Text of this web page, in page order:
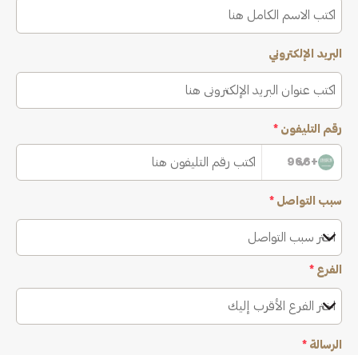
البريد الإلكتروني
رقم التليفون *
+966
سبب التواصل *
اختر سبب التواصل
الفرع *
اختر الفرع الأقرب إليك
الرسالة *